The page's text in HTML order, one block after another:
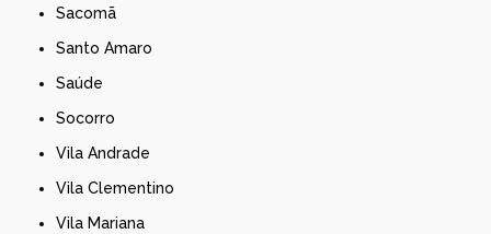
Sacomã
Santo Amaro
Saúde
Socorro
Vila Andrade
Vila Clementino
Vila Mariana